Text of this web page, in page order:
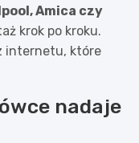
Amica czy
krok po kroku.
internetu, które
nadaje